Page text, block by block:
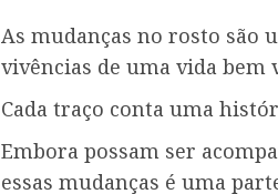
As mudanças no rosto são
vivências de uma vida bem
Cada traço conta uma
Embora possam ser
essas mudanças é uma